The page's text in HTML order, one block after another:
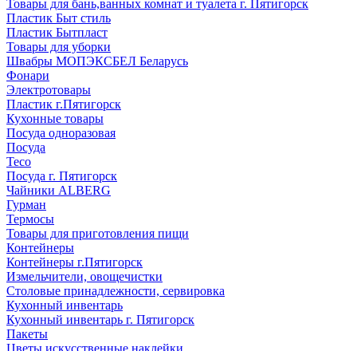
Товары для бань,ванных комнат и туалета г. Пятигорск
Пластик Быт стиль
Пластик Бытпласт
Товары для уборки
Швабры МОПЭКСБЕЛ Беларусь
Фонари
Электротовары
Пластик г.Пятигорск
Кухонные товары
Посуда одноразовая
Посуда
Teco
Посуда г. Пятигорск
Чайники ALBERG
Гурман
Термосы
Товары для приготовления пищи
Контейнеры
Контейнеры г.Пятигорск
Измельчители, овощечистки
Столовые принадлежности, сервировка
Кухонный инвентарь
Кухонный инвентарь г. Пятигорск
Пакеты
Цветы искусственные,наклейки